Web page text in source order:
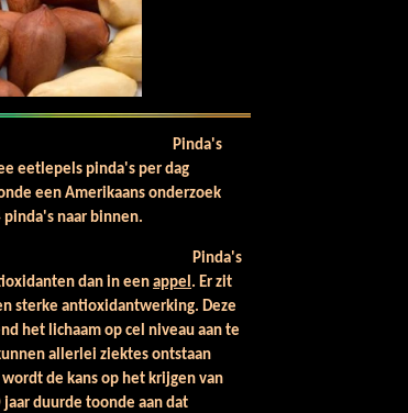
eetlepels pinda's per dag
een Amerikaans onderzoek
naar binnen.
dan in eenappel . Er zit
sterke antioxidantwerking. Deze
het lichaam op cel niveau aan te
allerlei ziektes ontstaan
de kans op het krijgen van
jaar duurde toonde aan dat